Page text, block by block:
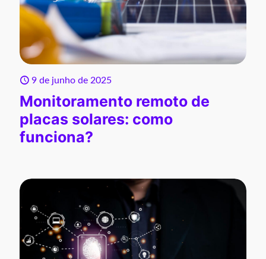
9 de junho de 2025
Monitoramento remoto de
placas solares: como
funciona?